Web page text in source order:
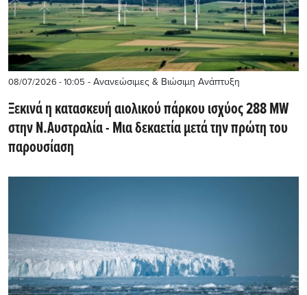
08/07/2026 - 10:05 - Ανανεώσιμες & Βιώσιμη Ανάπτυξη
Ξεκινά η κατασκευή αιολικού πάρκου ισχύος 288 MW
στην Ν.Αυστραλία - Μια δεκαετία μετά την πρώτη του
παρουσίαση